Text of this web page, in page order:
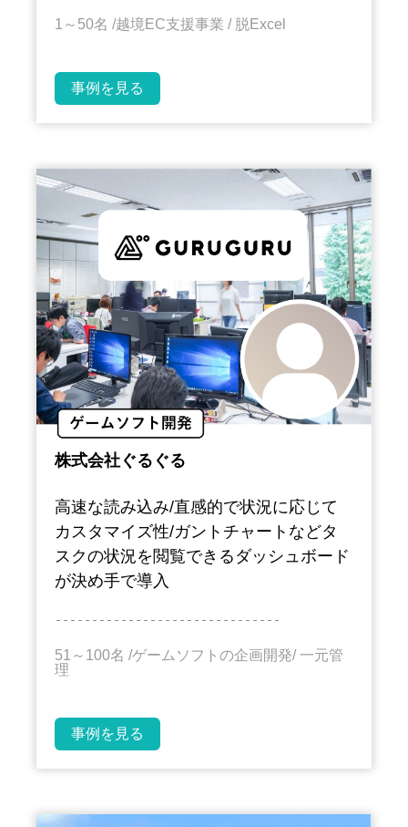
1～50名 /越境EC支援事業 / 脱Excel
事例を見る
株式会社ぐるぐる
高速な読み込み/直感的で状況に応じて
カスタマイズ性/ガントチャートなどタ
スクの状況を閲覧できるダッシュボード
が決め手で導入
－－－－－－－－－－－－－－－－－－－－－－－－－－－－－－－
51～100名 /ゲームソフトの企画開発/ 一元管
理
事例を見る